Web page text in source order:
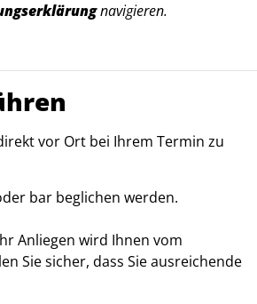
navigieren.
vor Ort bei Ihrem Termin zu
bar beglichen werden.
Anliegen wird Ihnen vom
Sie sicher, dass Sie ausreichende